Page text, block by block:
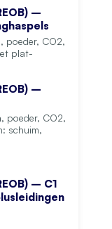
–
poeder, CO2,
plat-
–
poeder, CO2,
schuim,
– C1